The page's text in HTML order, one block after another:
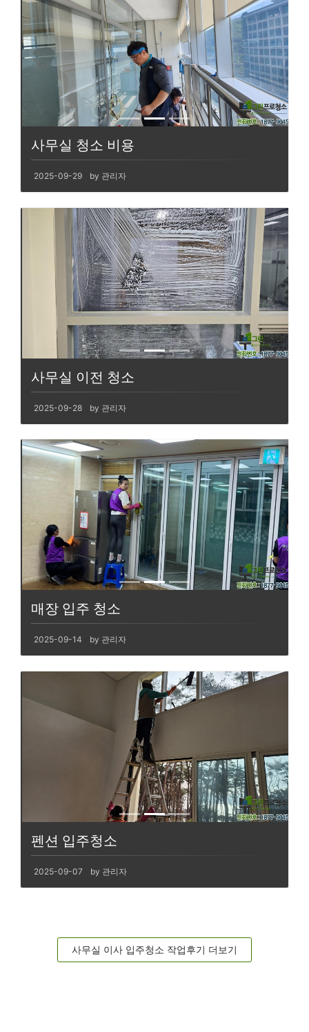
사무실 청소 비용
2025-09-29 by 관리자
사무실 이전 청소
2025-09-28 by 관리자
매장 입주 청소
2025-09-14 by 관리자
펜션 입주청소
2025-09-07 by 관리자
사무실 이사 입주청소 작업후기 더보기